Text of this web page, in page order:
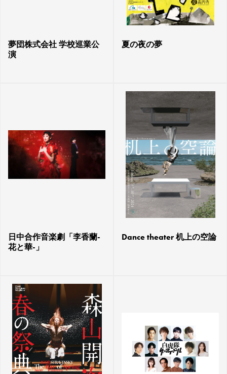
夢団株式会社 学校巡業公
演
夏の夜の夢
日中合作音楽劇「李香蘭-
花と華-」
Dance theater 机上の空論